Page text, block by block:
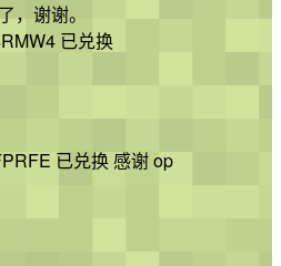
，谢谢。
已兑换
已兑换 感谢 op